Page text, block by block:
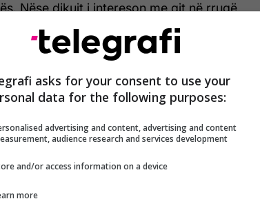
Nëse dikujt i intereson me qit në rrugë,
Nëse hulumtohet kartela e drogës,
në Kopaonik, kush po shkon, kush
e ka liruar, po flas kush e ka liruar. Jo
nga Vushtrria”, tha ai, përRTV Dukagjini
Gashi tha se në Kopaonik,
të ndryshëm.
ku shkohet për skijim, në hotele
dhe Vesleinoviq. Ka fotografi,
asks for your consent to use your
data for the following purposes:
advertising and content, advertising and content
audience research and services development
and/or access information on a device
more